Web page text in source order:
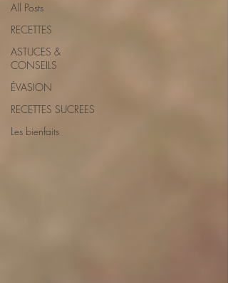
All Posts
RECETTES
ASTUCES &
CONSEILS
ÉVASION
RECETTES SUCREES
Les bienfaits